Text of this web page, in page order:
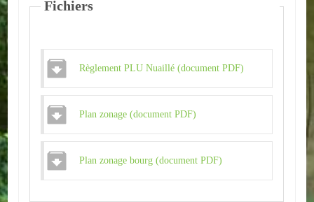
Loisirs et animations
Services
Culturelles
Parents d'élèves
Autres
Fichiers
Règlement PLU Nuaillé (document PDF)
Plan zonage (document PDF)
Plan zonage bourg (document PDF)